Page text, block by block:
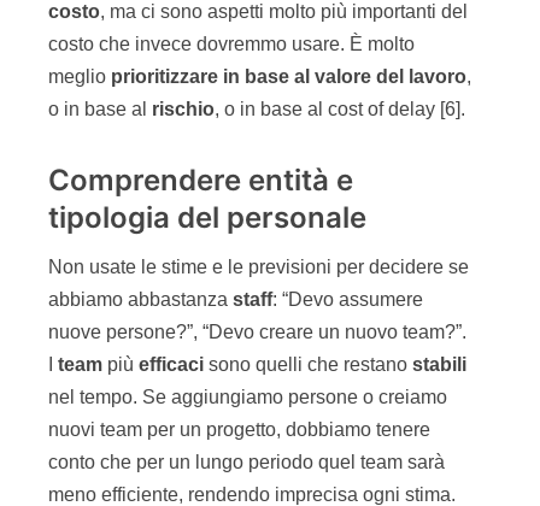
costo, ma ci sono aspetti molto più importanti del
costo che invece dovremmo usare. È molto
meglio prioritizzare in base al valore del lavoro,
o in base al rischio, o in base al cost of delay [6].
Comprendere entità e
tipologia del personale
Non usate le stime e le previsioni per decidere se
abbiamo abbastanza staff: “Devo assumere
nuove persone?”, “Devo creare un nuovo team?”.
team più efficaci sono quelli che restano stabili
nel tempo. Se aggiungiamo persone o creiamo
nuovi team per un progetto, dobbiamo tenere
conto che per un lungo periodo quel team sarà
meno efficiente, rendendo imprecisa ogni stima.